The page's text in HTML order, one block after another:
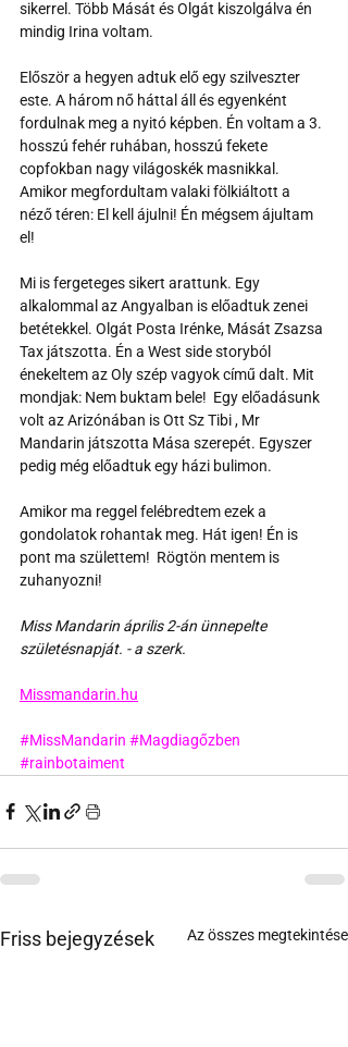
sikerrel. Több Mását és Olgát kiszolgálva én
mindig Irina voltam.
Először a hegyen adtuk elő egy szilveszter
este. A három nő háttal áll és egyenként
fordulnak meg a nyitó képben. Én voltam a 3.
hosszú fehér ruhában, hosszú fekete
copfokban nagy világoskék masnikkal.
Amikor megfordultam valaki fölkiáltott a
néző téren: El kell ájulni! Én mégsem ájultam
el!
Mi is fergeteges sikert arattunk. Egy
alkalommal az Angyalban is előadtuk zenei
betétekkel. Olgát Posta Irénke, Mását Zsazsa
Tax játszotta. Én a West side storyból
énekeltem az Oly szép vagyok című dalt. Mit
mondjak: Nem buktam bele!  Egy előadásunk
volt az Arizónában is Ott Sz Tibi , Mr
Mandarin játszotta Mása szerepét. Egyszer
pedig még előadtuk egy házi bulimon.
Amikor ma reggel felébredtem ezek a
gondolatok rohantak meg. Hát igen! Én is
pont ma születtem!  Rögtön mentem is
zuhanyozni!
Miss Mandarin április 2-án ünnepelte
születésnapját. - a szerk.
Missmandarin.hu
#MissMandarin #Magdiagőzben
#rainbotaiment
Friss bejegyzések Az összes megtekintése